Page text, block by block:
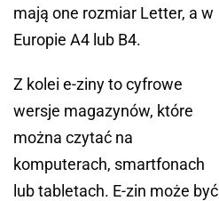
mają one rozmiar Letter, a w
Europie A4 lub B4.
Z kolei e-ziny to cyfrowe
wersje magazynów, które
można czytać na
komputerach, smartfonach
lub tabletach. E-zin może być